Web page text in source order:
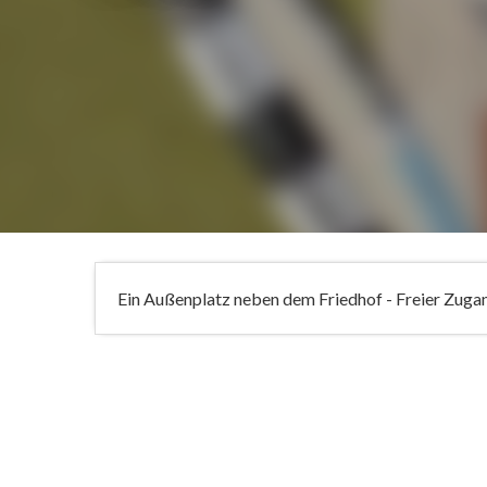
Ein Außenplatz neben dem Friedhof - Freier